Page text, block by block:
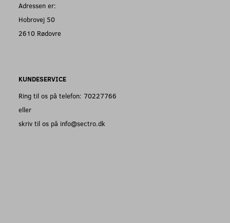
Adressen er:
Hobrovej 50
2610 Rødovre
KUNDESERVICE
Ring til os på telefon: 70227766
eller
skriv til os på info@sectro.dk